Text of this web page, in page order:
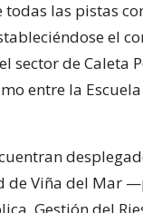
las pistas
el
sector de Caleta
entre la
Viña del Mar